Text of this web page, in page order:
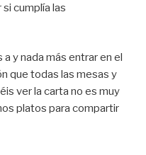
cumplía las
y nada más entrar en el
que todas las mesas y
ver la carta no es muy
platos para compartir